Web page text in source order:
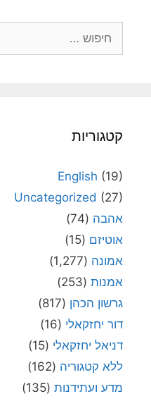
קטגוריות
English (19)
Uncategorized (27)
אהבה (74)
אוטיזם (15)
אמונה (1,277)
אמנות (253)
גרשון הכהן (817)
דור יחזקאלי (16)
דניאל יחזקאלי (15)
ללא קטגוריה (162)
מדע ועתידנות (135)